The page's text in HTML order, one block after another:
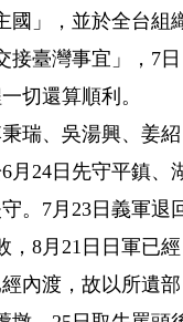
國」，並於全台組
接臺灣事宜」，7日
切還算順利。
瑞、吳湯興、姜紹
月24日先守平鎮、
。7月23日義軍退
，8月21日日軍已經
內渡，故以所遺部